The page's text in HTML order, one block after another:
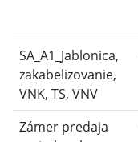
SA_A1_Jablonica,
zakabelizovanie,
VNK, TS, VNV
Zámer predaja